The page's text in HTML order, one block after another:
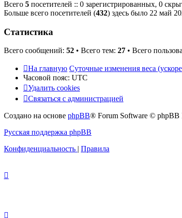
Всего 5 посетителей :: 0 зарегистрированных, 0
Больше всего посетителей (432) здесь было 22 май
Статистика
Всего сообщений: 52 • Всего тем: 27 • Всего
На главную Суточные изменения веса
Часовой пояс: UTC
Удалить cookies
Связаться с администрацией
Создано на основе phpBB® Forum Software © phpBB
Русская поддержка phpBB
Конфиденциальность | Правила